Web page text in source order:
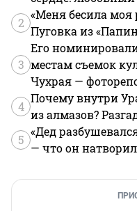
2
«Меня бесила моя
Пуговка из
3
Его
местам съемок
Чухрая —
4
Почему внутри
из алмазов?
5
«Дед
— что он натворил